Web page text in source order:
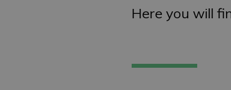
Here you will